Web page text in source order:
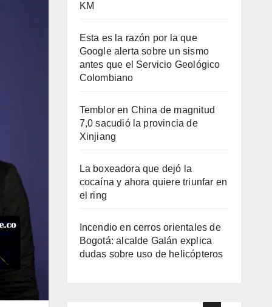
KM
Esta es la razón por la que
Google alerta sobre un sismo
antes que el Servicio Geológico
Colombiano
Temblor en China de magnitud
7,0 sacudió la provincia de
Xinjiang
La boxeadora que dejó la
cocaína y ahora quiere triunfar en
el ring​
Incendio en cerros orientales de
Bogotá: alcalde Galán explica
dudas sobre uso de helicópteros